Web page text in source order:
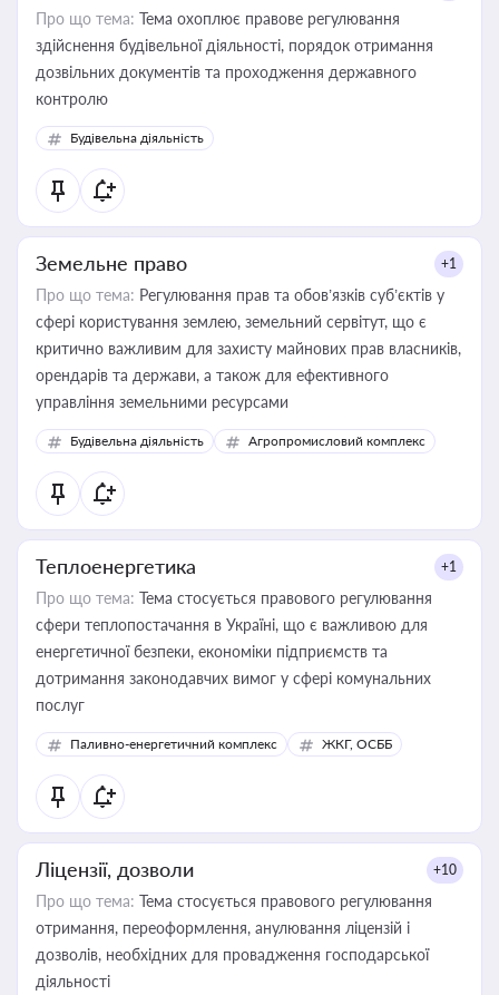
Про що тема: Тема охоплює правове регулювання
здійснення будівельної діяльності, порядок отримання
дозвільних документів та проходження державного
контролю
Будівельна діяльність
Земельне право +1
Про що тема: Регулювання прав та обов’язків суб’єктів у
сфері користування землею, земельний сервітут, що є
критично важливим для захисту майнових прав власників,
орендарів та держави, а також для ефективного
управління земельними ресурсами
Будівельна діяльність Агропромисловий комплекс
Теплоенергетика +1
Про що тема: Тема стосується правового регулювання
сфери теплопостачання в Україні, що є важливою для
енергетичної безпеки, економіки підприємств та
дотримання законодавчих вимог у сфері комунальних
послуг
Паливно-енергетичний комплекс ЖКГ, ОСББ
Ліцензії, дозволи +10
Про що тема: Тема стосується правового регулювання
отримання, переоформлення, анулювання ліцензій і
дозволів, необхідних для провадження господарської
діяльності